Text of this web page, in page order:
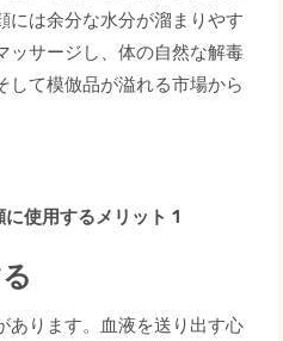
には余分な水分が溜まりやす
ッサージし、体の自然な解毒
して模倣品が溢れる市​​場から
あります。血液を送り出す心